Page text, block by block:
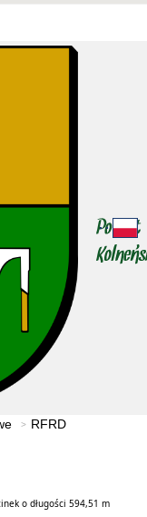
RFRD
o długości 594,51 m